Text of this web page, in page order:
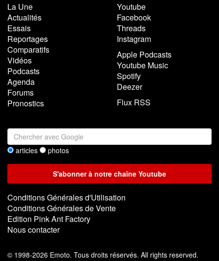
La Une
Actualités
Essais
Reportages
Comparatifs
Vidéos
Podcasts
Agenda
Forums
Pronostics
Youtube
Facebook
Threads
Instagram
Apple Podcasts
Youtube Music
Spotify
Deezer
Flux RSS
articles photos
Conditions Générales d'Utilisation
Conditions Générales de Vente
Edition Pink Ant Factory
Nous contacter
© 1998-2026 Emoto. Tous droits réservés. All rights reserved.